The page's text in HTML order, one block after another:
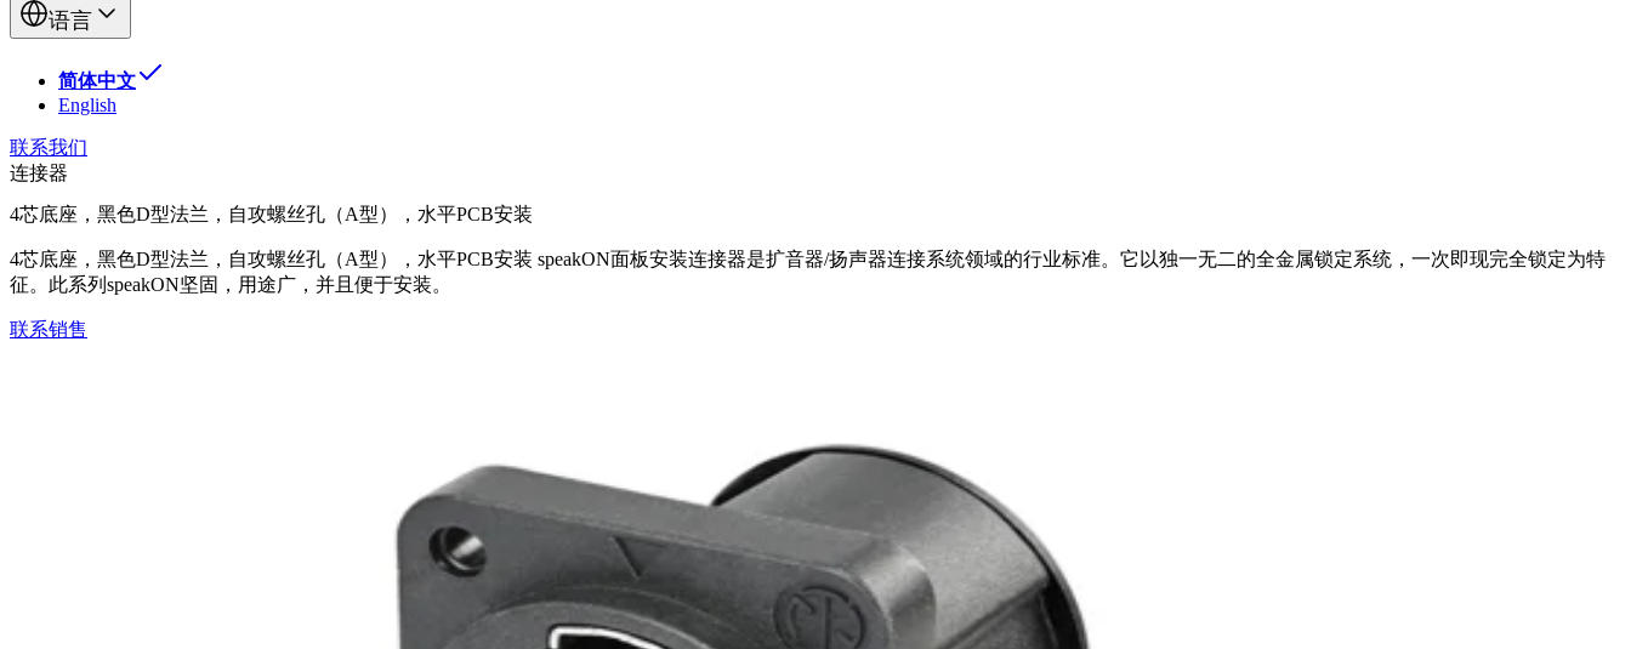
语言
简体中文
English
联系我们
连接器
4芯底座，黑色D型法兰，自攻螺丝孔（A型），水平PCB安装
4芯底座，黑色D型法兰，自攻螺丝孔（A型），水平PCB安装 speakON面板安装连接器是扩音器/扬声器连接系统领域的行业标准。它以独一无二的全金属锁定系统，一次即现完全锁定为特
征。此系列speakON坚固，用途广，并且便于安装。
联系销售